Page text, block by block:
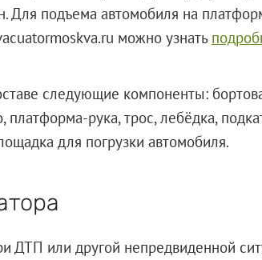
Для подъема автомобиля на
можно узнать
следующие компоненты:
платформа-рука, трос, лебёдка,
для погрузки автомобиля.
ДТП или другой непредвиденной